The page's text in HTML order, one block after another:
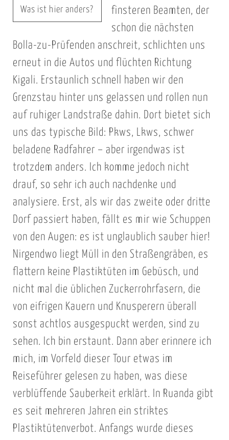
Was ist hier anders?
finsteren Beamten, der
schon die nächsten
Bolla-zu-Prüfenden anschreit, schlichten uns
erneut in die Autos und flüchten Richtung
Kigali. Erstaunlich schnell haben wir den
Grenzstau hinter uns gelassen und rollen nun
auf ruhiger Landstraße dahin. Dort bietet sich
uns das typische Bild: Pkws, Lkws, schwer
beladene Radfahrer – aber irgendwas ist
trotzdem anders. Ich komme jedoch nicht
drauf, so sehr ich auch nachdenke und
analysiere. Erst, als wir das zweite oder dritte
Dorf passiert haben, fällt es mir wie Schuppen
von den Augen: es ist unglaublich sauber hier!
Nirgendwo liegt Müll in den Straßengräben, es
flattern keine Plastiktüten im Gebüsch, und
nicht mal die üblichen Zuckerrohrfasern, die
von eifrigen Kauern und Knusperern überall
sonst achtlos ausgespuckt werden, sind zu
sehen. Ich bin erstaunt. Dann aber erinnere ich
mich, im Vorfeld dieser Tour etwas im
Reiseführer gelesen zu haben, was diese
verblüffende Sauberkeit erklärt. In Ruanda gibt
es seit mehreren Jahren ein striktes
Plastiktütenverbot. Anfangs wurde dieses